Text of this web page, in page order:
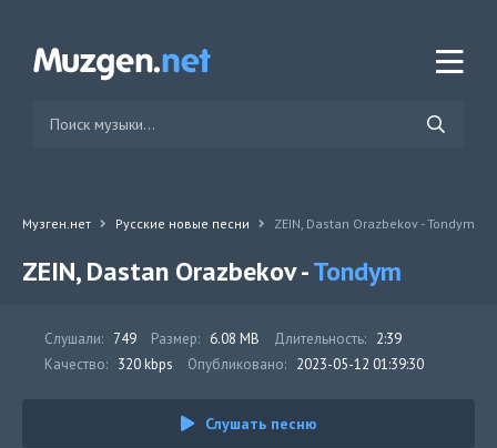
Музген.нет Русские новые песни ZEIN, Dastan Orazbekov - Tondym
ZEIN, Dastan Orazbekov -Tondym
Слушали: 749 Размер: 6.08 MB Длительность: 2:39
Качество: 320 kbps Опубликовано: 2023-05-12 01:39:30
Слушать песню